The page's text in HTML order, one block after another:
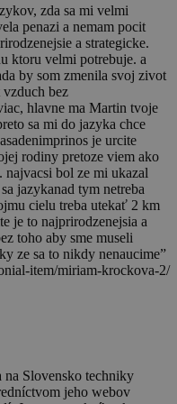
zda sa mi velmi
penazi a nemam pocit
a strategicke.
ktoru velmi potrebuje. a
by som zmenila svoj zivot
bez
hlavne ma Martin tvoje
sa mi do jazyka chce
je urcite
rodiny pretoze viem ako
najvacsi bol ze mi ukazal
jazykanad tym netreba
cielu treba utekať 2 km
je to najprirodzenejsia a
toho aby sme museli
ze sa to nikdy nenaucime”
item/miriam-krockova-2/
Slovensko techniky
jeho webov